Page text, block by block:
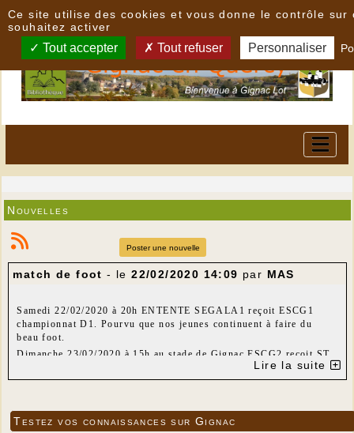
Nouvelles
Poster une nouvelle
match de foot - le22/02/2020 14:09 par MAS
Samedi 22/02/2020 à 20h ENTENTE SEGALA1 reçoit ESCG1
championnat D1. Pourvu que nos jeunes continuent à faire du
beau foot.
Dimanche 23/02/2020 à 15h au stade de Gignac ESCG2 reçoit ST
CYPR MONT1 championnat D2. Venez encourager nos jeunes qui
jouent contre une équipe de haut de tableau il devrait y avoir un
Lire la suite
Testez vos connaissances sur Gignac
Ce site utilise des cookies et vous donne le contrôle sur
souhaitez activer
Tout accepter Tout refuser Personnaliser